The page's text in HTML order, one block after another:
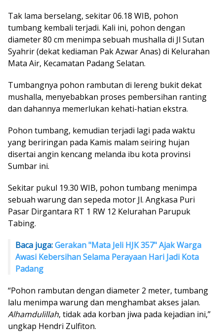
Tak lama berselang, sekitar 06.18 WIB, pohon
tumbang kembali terjadi. Kali ini, pohon dengan
diameter 80 cm menimpa sebuah mushalla di Jl Sutan
Syahrir (dekat kediaman Pak Azwar Anas) di Kelurahan
Mata Air, Kecamatan Padang Selatan.
Tumbangnya pohon rambutan di lereng bukit dekat
mushalla, menyebabkan proses pembersihan ranting
dan dahannya memerlukan kehati-hatian ekstra.
Pohon tumbang, kemudian terjadi lagi pada waktu
yang beriringan pada Kamis malam seiring hujan
disertai angin kencang melanda ibu kota provinsi
Sumbar ini.
Sekitar pukul 19.30 WIB, pohon tumbang menimpa
sebuah warung dan sepeda motor Jl. Angkasa Puri
Pasar Dirgantara RT 1 RW 12 Kelurahan Parupuk
Tabing.
Baca juga:Gerakan "Mata Jeli HJK 357" Ajak Warga
Awasi Kebersihan Selama Perayaan Hari Jadi Kota
Padang
“Pohon rambutan dengan diameter 2 meter, tumbang
lalu menimpa warung dan menghambat akses jalan.
Alhamdulillah, tidak ada korban jiwa pada kejadian ini,”
ungkap Hendri Zulfiton.